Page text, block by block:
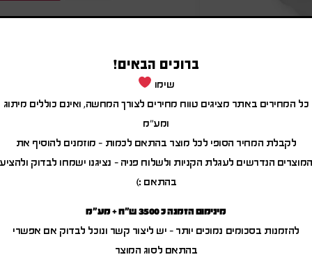
עשוי קרמיקה
15X18.5 ס"מ
עשוי קרמיקה
ברוכים הבאים!
שימו
כל המחירים באתר מציגים טווח מחירים לצורך המחשה, ואינם כוללים מיתוג
ומע"מ
לקבלת המחיר הסופי לכל מוצר בהתאם לכמות – מוזמנים להוסיף את
המוצרים הנדרשים לעגלת הקניות ולשלוח פניה – נציגנו ישמחו לבדוק ולהציע
בהתאם :)
מינימום הזמנה כ 3500 ש"ח + מע"מ
להזמנות בסכומים נמוכים יותר – יש ליצור קשר ונוכל לבדוק אם אפשרי
בהתאם לסוג המוצר